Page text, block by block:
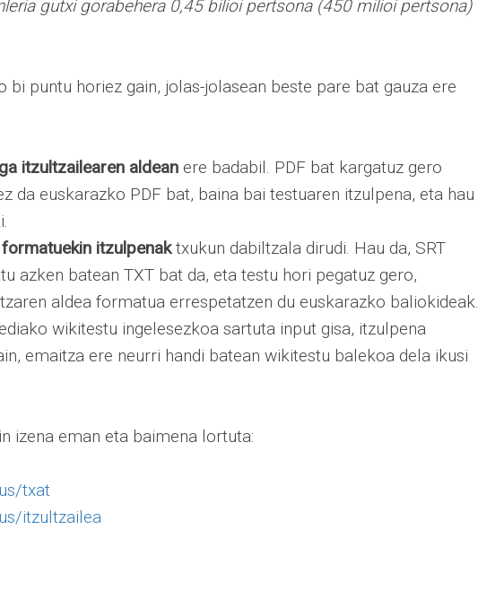
gutxi gorabehera 0,45 bilioi pertsona (450 milioi pertsona)
bi puntu horiez gain, jolas-jolasean beste pare bat gauza ere
itzultzailearen aldean ere badabil. PDF bat kargatuz gero
da euskarazko PDF bat, baina bai testuaren itzulpena, eta hau
itzulpenaktxukun dabiltzala dirudi. Hau da, SRT
azken batean TXT bat da, eta testu hori pegatuz gero,
aldea formatua errespetatzen du euskarazko baliokideak.
wikitestu ingelesezkoa sartuta input gisa, itzulpena
emaitza ere neurri handi batean wikitestu balekoa dela ikusi
izena eman eta baimena lortuta:
txat
itzultzailea